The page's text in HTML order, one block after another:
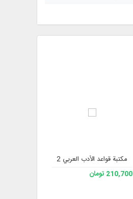
مكتبة قواعد الأدب العربي 2
210,700 تومان